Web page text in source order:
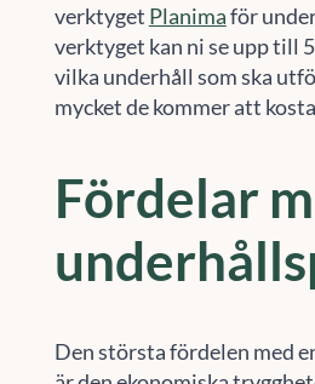
verktyget Planimaför
verktyget kan ni se upp till
vilka underhåll som ska
mycket de kommer att
Fördelar
Den största fördelen med